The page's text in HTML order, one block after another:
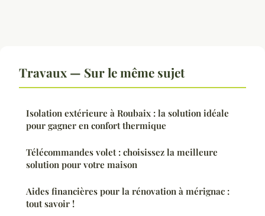
Travaux — Sur le même sujet
Isolation extérieure à Roubaix : la solution idéale
pour gagner en confort thermique
Télécommandes volet : choisissez la meilleure
solution pour votre maison
Aides financières pour la rénovation à mérignac :
tout savoir !